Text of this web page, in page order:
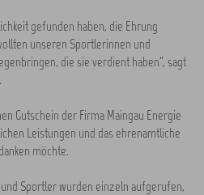
gefunden haben, die Ehrung
unseren Sportlerinnen und
die sie verdient haben“, sagt
Gutschein der Firma Maingau Energie
Leistungen und das ehrenamtliche
möchte.
Sportler wurden einzeln aufgerufen,